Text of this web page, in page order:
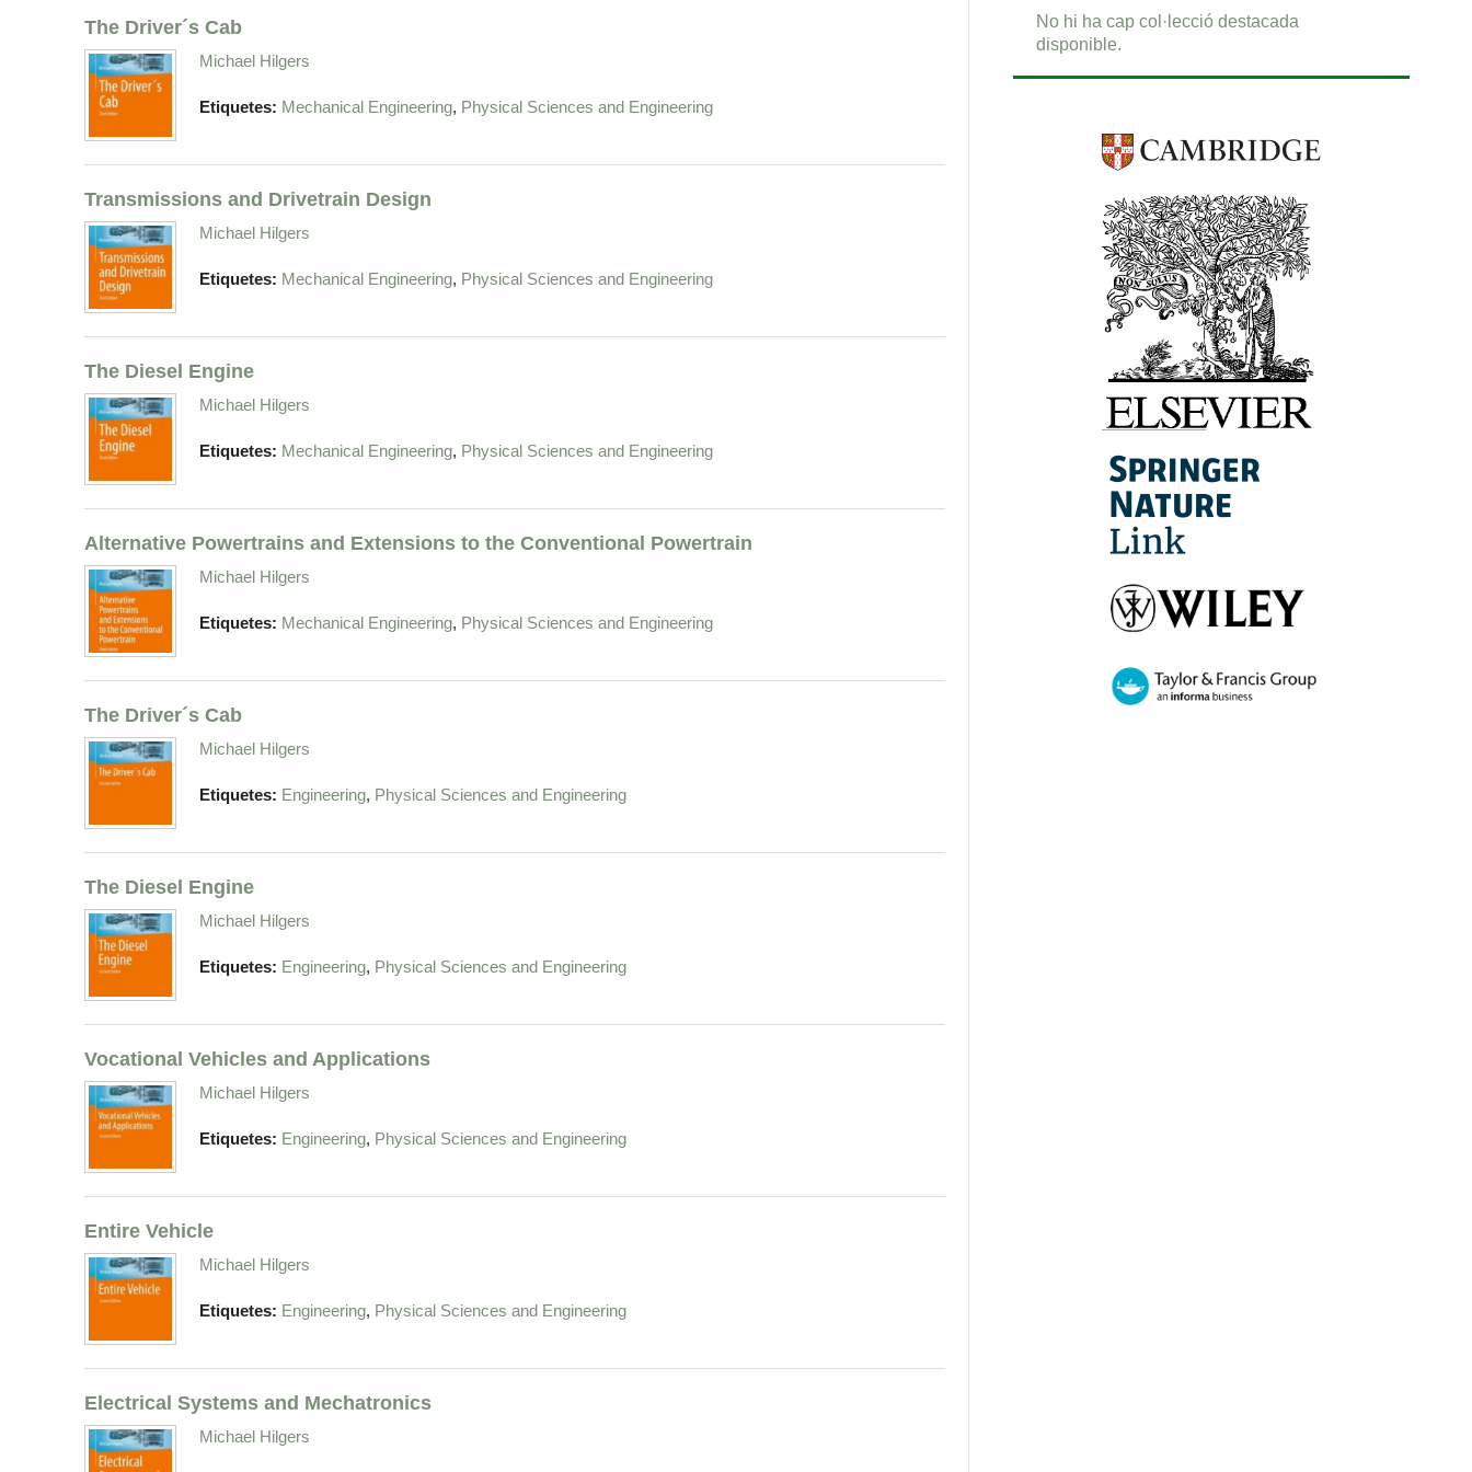
The Driver´s Cab
Michael Hilgers
Etiquetes: Mechanical Engineering, Physical Sciences and Engineering
Transmissions and Drivetrain Design
Michael Hilgers
Etiquetes: Mechanical Engineering, Physical Sciences and Engineering
The Diesel Engine
Michael Hilgers
Etiquetes: Mechanical Engineering, Physical Sciences and Engineering
Alternative Powertrains and Extensions to the Conventional Powertrain
Michael Hilgers
Etiquetes: Mechanical Engineering, Physical Sciences and Engineering
The Driver´s Cab
Michael Hilgers
Etiquetes: Engineering, Physical Sciences and Engineering
The Diesel Engine
Michael Hilgers
Etiquetes: Engineering, Physical Sciences and Engineering
Vocational Vehicles and Applications
Michael Hilgers
Etiquetes: Engineering, Physical Sciences and Engineering
Entire Vehicle
Michael Hilgers
Etiquetes: Engineering, Physical Sciences and Engineering
Electrical Systems and Mechatronics
Michael Hilgers
No hi ha cap col·lecció destacada
disponible.